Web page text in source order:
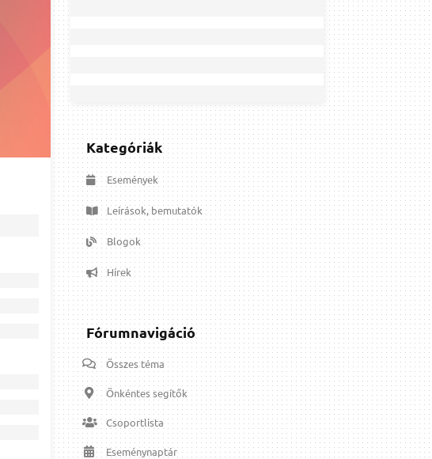
Kategóriák
Események
Leírások, bemutatók
Blogok
Hírek
Fórumnavigáció
Összes téma
Önkéntes segítők
Csoportlista
Eseménynaptár